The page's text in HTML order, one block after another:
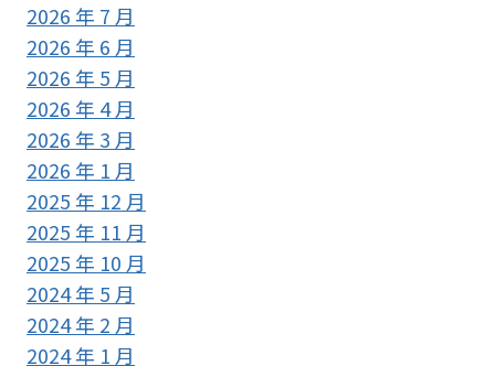
2026 年 7 月
2026 年 6 月
2026 年 5 月
2026 年 4 月
2026 年 3 月
2026 年 1 月
2025 年 12 月
2025 年 11 月
2025 年 10 月
2024 年 5 月
2024 年 2 月
2024 年 1 月